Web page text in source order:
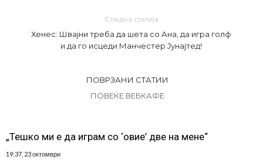
Следна статија
Хенес: Швајни треба да шета со Ана, да игра голф
и да го исцеди Манчестер Јунајтед!
ПОВРЗАНИ СТАТИИ
ПОВЕЌЕ ВЕБКАФЕ
„Тешко ми е да играм со ‘овие’ две на мене“
19:37, 23 октомври